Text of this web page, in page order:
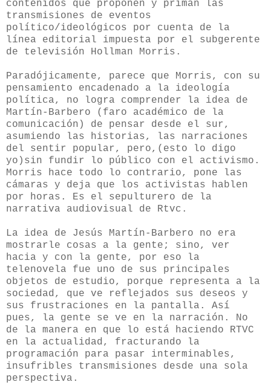
contenidos que proponen y priman las
transmisiones de eventos
político/ideológicos por cuenta de la
línea editorial impuesta por el subgerente
de televisión Hollman Morris.
Paradójicamente, parece que Morris, con su
pensamiento encadenado a la ideología
política, no logra comprender la idea de
Martín-Barbero (faro académico de la
comunicación) de pensar desde el sur,
asumiendo las historias, las narraciones
del sentir popular, pero,(esto lo digo
yo)sin fundir lo público con el activismo.
Morris hace todo lo contrario, pone las
cámaras y deja que los activistas hablen
por horas. Es el sepulturero de la
narrativa audiovisual de Rtvc.
La idea de Jesús Martín-Barbero no era
mostrarle cosas a la gente; sino, ver
hacia y con la gente, por eso la
telenovela fue uno de sus principales
objetos de estudio, porque representa a la
sociedad, que ve reflejados sus deseos y
sus frustraciones en la pantalla. Así
pues, la gente se ve en la narración. No
de la manera en que lo está haciendo RTVC
en la actualidad, fracturando la
programación para pasar interminables,
insufribles transmisiones desde una sola
perspectiva.